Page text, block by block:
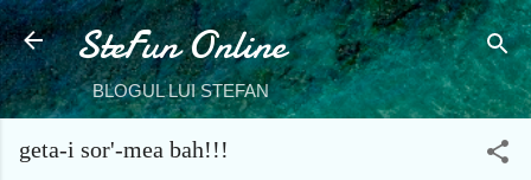
Treceți la conținutul principal
SteFun Online
BLOGUL LUI STEFAN
geta-i sor'-mea bah!!!